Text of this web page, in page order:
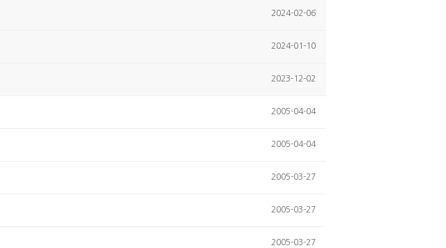
2024-02-06
2024-01-10
2023-12-02
2005-04-04
2005-04-04
2005-03-27
2005-03-27
2005-03-27